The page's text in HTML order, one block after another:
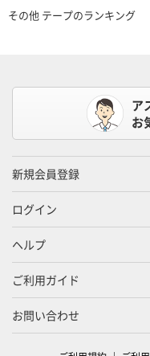
その他 テープのランキング
ア
お
新規会員登録
ログイン
ヘルプ
ご利用ガイド
お問い合わせ